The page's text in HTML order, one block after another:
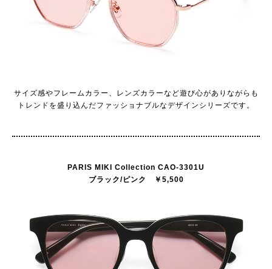
サイズ感やフレームカラー、レンズカラーなど遊び心がありながらも
トレンドを盛り込んだファッショナブルなデザインシリーズです。
PARIS MIKI Collection CAO-3301U
ブラック/ピンク ￥5,500